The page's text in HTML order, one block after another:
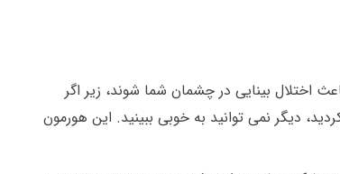
اختلال بینایی در چشمان شما شوند، زیر اگر
دیگر نمی توانید به خوبی ببینید. این هورمون